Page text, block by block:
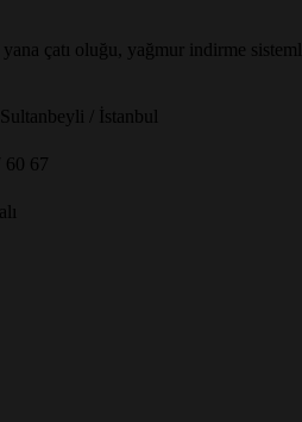
çatı oluğu, yağmur indirme
/ İstanbul
60 67